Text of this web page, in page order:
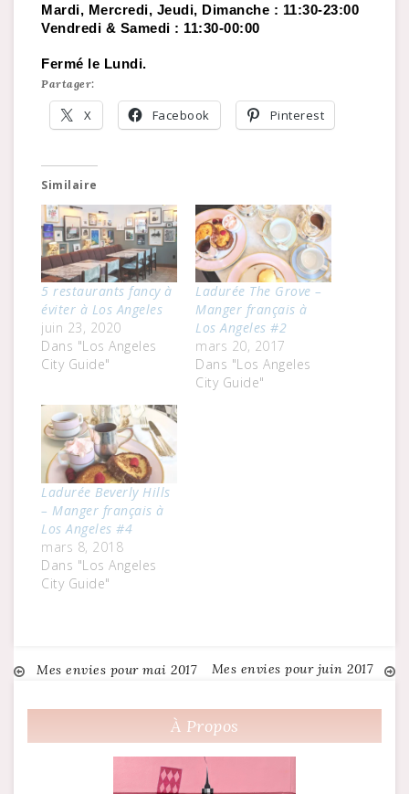
Mardi, Mercredi, Jeudi, Dimanche : 11:30-23:00
Vendredi & Samedi : 11:30-00:00
Fermé le Lundi.
Partager:
X Facebook Pinterest
Similaire
5 restaurants fancy à
éviter à Los Angeles
juin 23, 2020
Dans "Los Angeles
City Guide"
Ladurée The Grove –
Manger français à
Los Angeles #2
mars 20, 2017
Dans "Los Angeles
City Guide"
Ladurée Beverly Hills
– Manger français à
Los Angeles #4
mars 8, 2018
Dans "Los Angeles
City Guide"
Navigation
l’article
Mes envies pour mai 2017 Mes envies pour juin 2017
À Propos